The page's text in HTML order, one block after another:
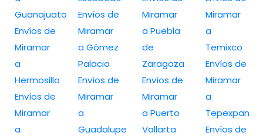
Guanajuato
Envíos de
Miramar
a
Hermosillo
Envíos de
Miramar
a
Envíos de
Miramar
a Gómez
Palacio
Envíos de
Miramar
a
Guadalupe
Miramar
a Puebla
de
Zaragoza
Envíos de
Miramar
a Puerto
Vallarta
Miramar
a
Temixco
Envíos de
Miramar
a
Tepexpan
Envíos de